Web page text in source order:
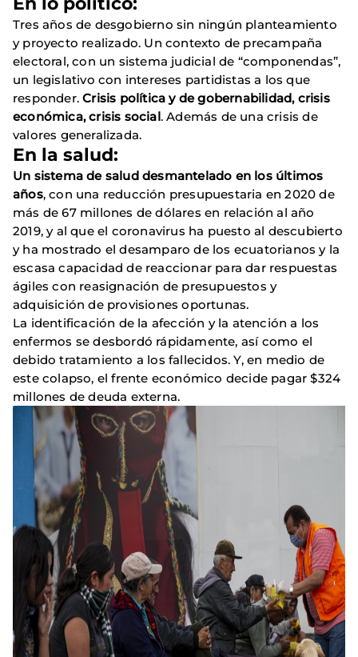
Tres años de desgobierno sin ningún planteamiento
y proyecto realizado. Un contexto de precampaña
electoral, con un sistema judicial de “componendas”,
un legislativo con intereses partidistas a los que
responder.Crisis política y de gobernabilidad, crisis
económica, crisis social. Además de una crisis de
valores generalizada.
En la salud:
Un sistema de salud desmantelado en los últimos
años, con una reducción presupuestaria en 2020 de
más de 67 millones de dólares en relación al año
2019, y al que el coronavirus ha puesto al descubierto
y ha mostrado el desamparo de los ecuatorianos y la
escasa capacidad de reaccionar para dar respuestas
ágiles con reasignación de presupuestos y
adquisición de provisiones oportunas.
La identificación de la afección y la atención a los
enfermos se desbordó rápidamente, así como el
debido tratamiento a los fallecidos. Y, en medio de
este colapso, el frente económico decide pagar $324
millones de deuda externa.